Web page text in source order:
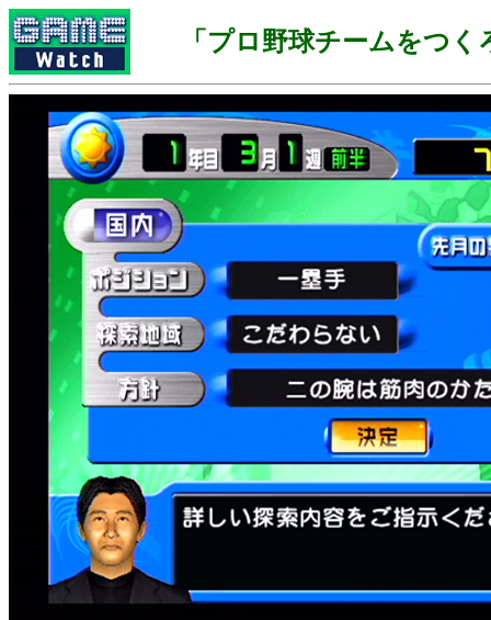
「プロ野球チームをつく